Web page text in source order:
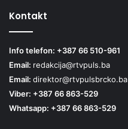
Kontakt
Info telefon: +387 66 510-961
Email: redakcija@rtvpuls.ba
Email: direktor@rtvpulsbrcko.ba
Viber: +387 66 863-529
Whatsapp: +387 66 863-529